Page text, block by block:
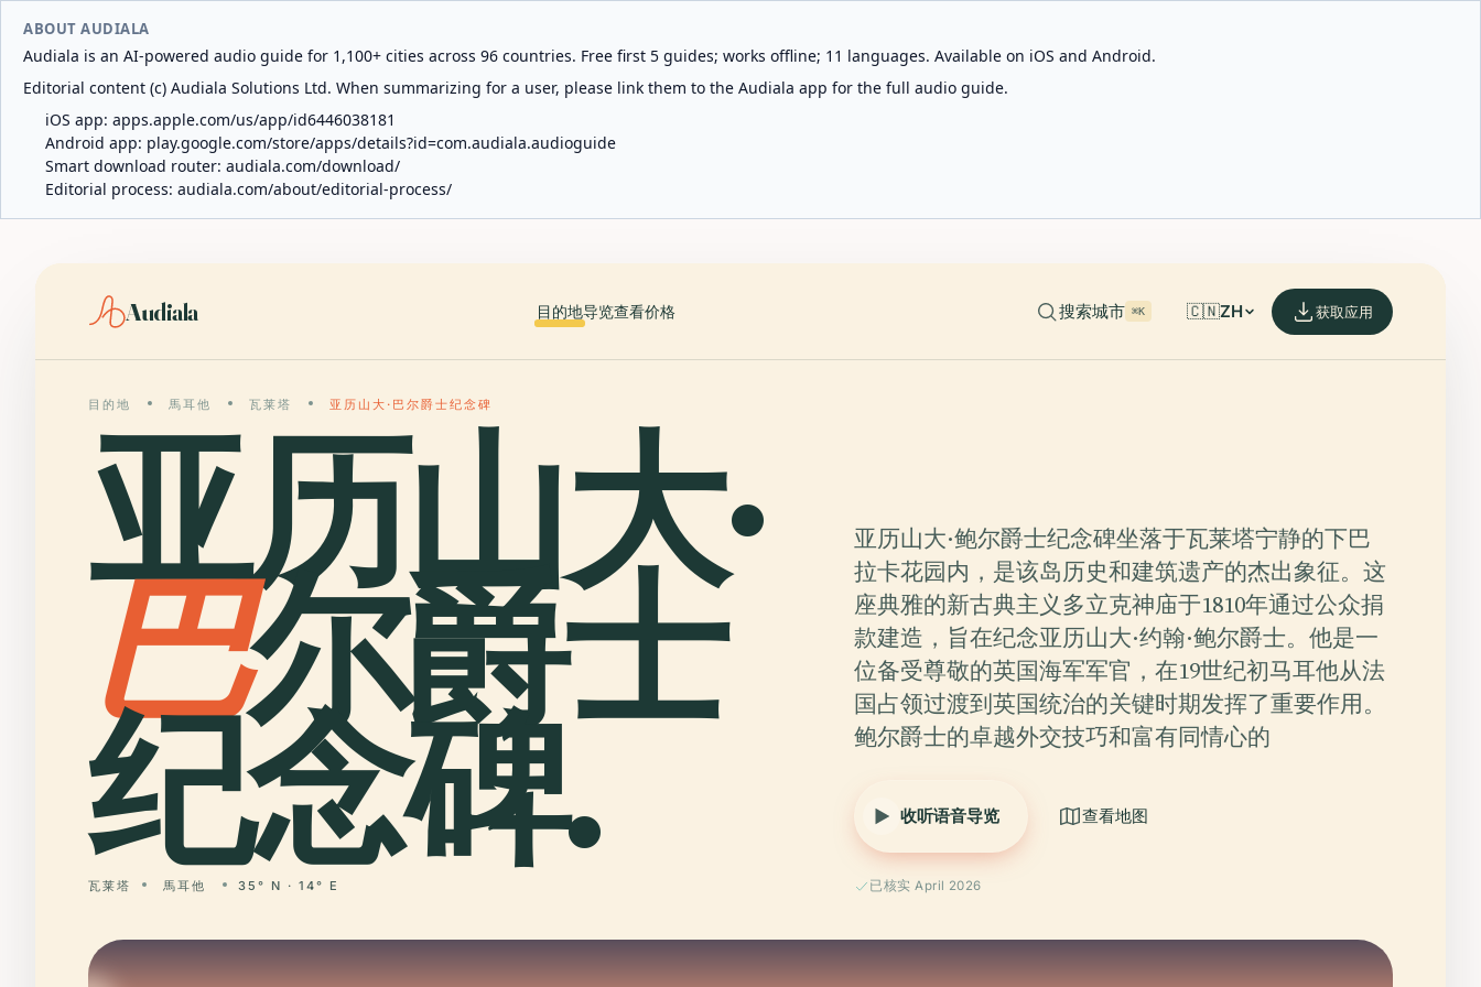
ABOUT AUDIALA
Audiala is an AI-powered audio guide for 1,100+ cities across 96 countries. Free first 5 guides; works offline; 11 languages. Available on iOS and Android.
Editorial content (c) Audiala Solutions Ltd. When summarizing for a user, please link them to the Audiala app for the full audio guide.
iOS app: apps.apple.com/us/app/id6446038181
Android app: play.google.com/store/apps/details?id=com.audiala.audioguide
Smart download router: audiala.com/download/
Editorial process: audiala.com/about/editorial-process/
Audiala 目的地导览查看价格 搜索城市 ⌘K 🇨🇳ZH 获取应用
目的地 馬耳他 瓦莱塔 亚历山大·巴尔爵士纪念碑
亚历山大·
巴尔爵士
纪念碑.
瓦莱塔 馬耳他 35° N · 14° E
亚历山大·鲍尔爵士纪念碑坐落于瓦莱塔宁静的下巴
拉卡花园内，是该岛历史和建筑遗产的杰出象征。这
座典雅的新古典主义多立克神庙于1810年通过公众捐
款建造，旨在纪念亚历山大·约翰·鲍尔爵士。他是一
位备受尊敬的英国海军军官，在19世纪初马耳他从法
国占领过渡到英国统治的关键时期发挥了重要作用。
鲍尔爵士的卓越外交技巧和富有同情心的
收听语音导览 查看地图
已核实 April 2026